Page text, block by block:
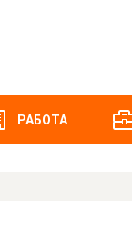
РАБОТА